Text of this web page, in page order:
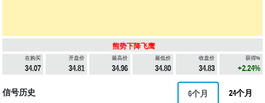
熊势下降飞鹰
在购买
34.07
开盘价
34.81
最高价
34.96
最低价
34.80
收盘价
34.83
获得%
+2.24%
信号历史 6个月 24个月